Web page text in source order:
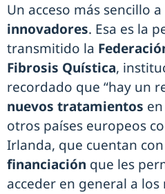
Un acceso más sencillo
innovadores. Esa es la
transmitido la
Fibrosis Quística,
recordado que “hay un
nuevos tratamientos
otros países europeos
Irlanda, que cuentan
financiación que les
acceder en general a los